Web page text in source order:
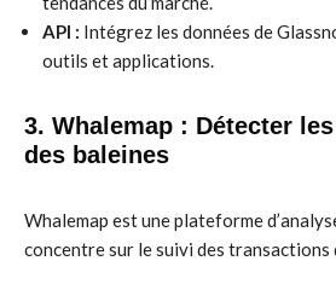
API : Intégrez les données de
outils et applications.
3. Whalemap : Détecter
des baleines
Whalemap est une plateforme
concentre sur le suivi des transactions